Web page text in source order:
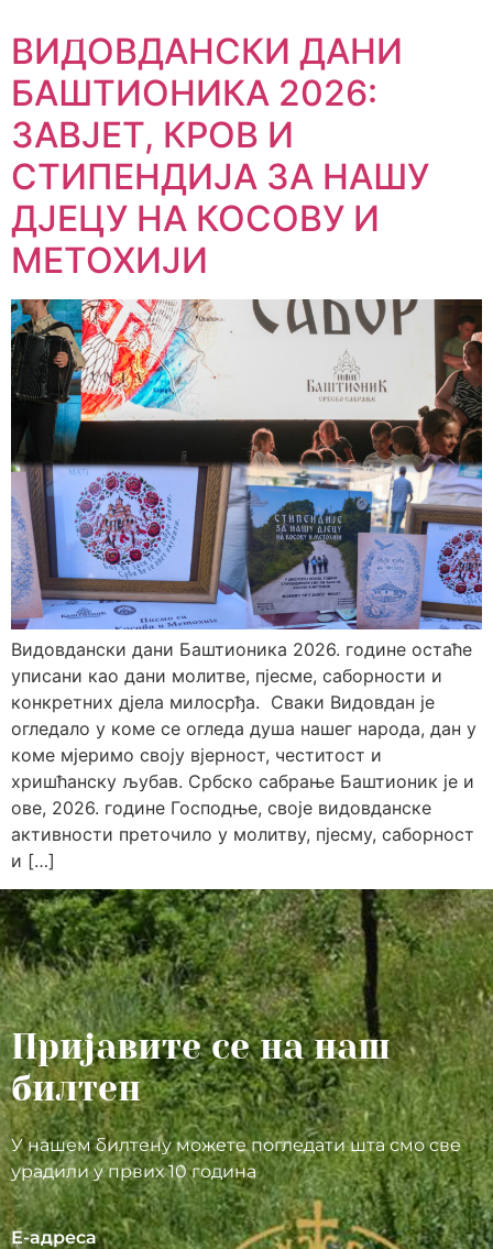
ВИДОВДАНСКИ ДАНИ
БАШТИОНИКА 2026:
ЗАВЈЕТ, КРОВ И
СТИПЕНДИЈА ЗА НАШУ
ДЈЕЦУ НА КОСОВУ И
МЕТОХИЈИ
Видовдански дани Баштионика 2026. године остаће
уписани као дани молитве, пјесме, саборности и
конкретних дјела милосрђа. Сваки Видовдан је
огледало у коме се огледа душа нашег народа, дан у
коме мјеримо своју вјерност, честитост и
хришћанску љубав. Србско сабрање Баштионик је и
ове, 2026. године Господње, своје видовданске
активности преточило у молитву, пјесму, саборност
и […]
Пријавите се на наш
билтен
У нашем билтену можете погледати шта смо све
урадили у првих 10 година
Е-адреса